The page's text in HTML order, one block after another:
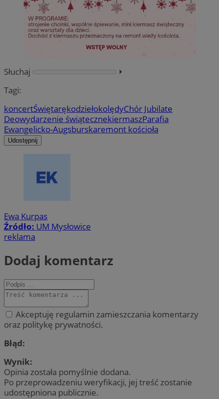
Słuchaj
⏵︎
Tagi:
koncertŚwiętarękodziełokolędyChór Jubilate
Deowydarzenie świątecznekiermaszParafia
Ewangelicko-Augsburskaremont kościoła
Udostępnij
Ewa Kurpas
Źródło: UM Mysłowice
reklama
Dodaj komentarz
Akceptuję regulamin zamieszczania komentarzy
oraz politykę prywatności.
Błąd:
Wynik:
Opinia została pomyślnie dodana.
Po przeprowadzeniu weryfikacji, jej treść zostanie
udostępniona publicznie.